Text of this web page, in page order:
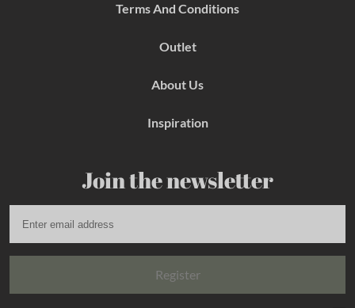
Terms And Conditions
Outlet
About Us
Inspiration
Join the newsletter
Register